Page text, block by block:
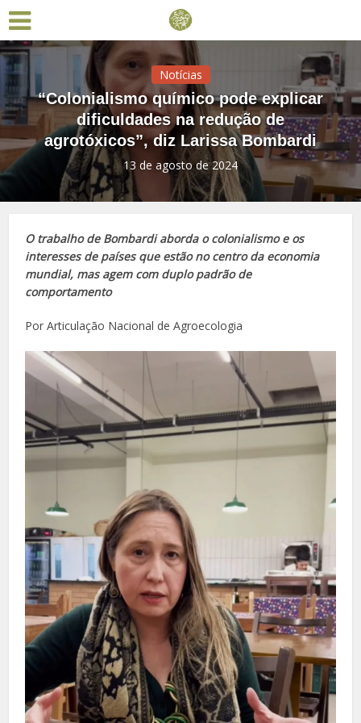
Notícias
“Colonialismo químico pode explicar
dificuldades na redução de
agrotóxicos”, diz Larissa Bombardi
13 de agosto de 2024
O trabalho de Bombardi aborda o colonialismo e os
interesses de países que estão no centro da economia
mundial, mas agem com duplo padrão de
comportamento
Por Articulação Nacional de Agroecologia